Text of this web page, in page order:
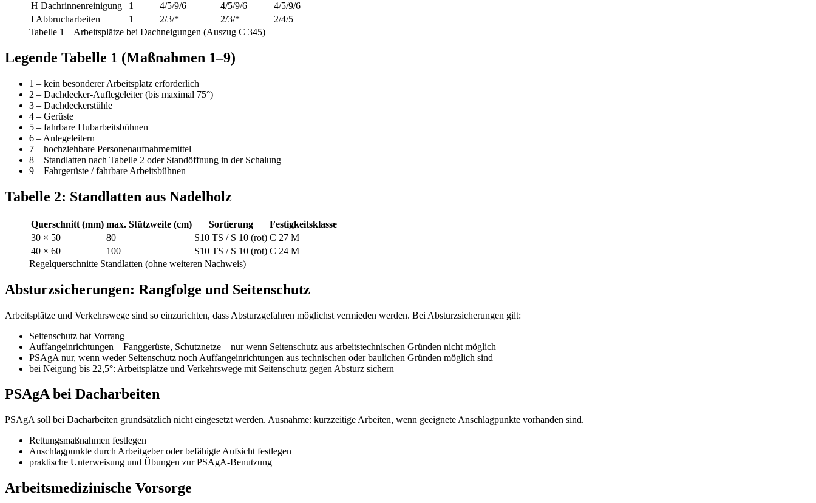
H Dachrinnenreinigung
1 4/5/9/6 4/5/9/6
4/5/9/6
I Abbrucharbeiten
1 2/3/* 2/3/*
2/4/5
Tabelle 1 – Arbeitsplätze bei Dachneigungen (Auszug C 345)
Legende Tabelle 1 (Maßnahmen 1–9)
1 – kein besonderer Arbeitsplatz erforderlich
2 – Dachdecker-Auflegeleiter (bis maximal 75°)
3 – Dachdeckerstühle
4 – Gerüste
5 – fahrbare Hubarbeitsbühnen
6 – Anlegeleitern
7 – hochziehbare Personenaufnahmemittel
8 – Standlatten nach Tabelle 2 oder Standöffnung in der Schalung
9 – Fahrgerüste / fahrbare Arbeitsbühnen
Tabelle 2: Standlatten aus Nadelholz
Querschnitt (mm) max. Stützweite (cm) Sortierung
Festigkeitsklasse
30 × 50
80 S10 TS / S 10 (rot) C 27 M
40 × 60
100 S10 TS / S 10 (rot) C 24 M
Regelquerschnitte Standlatten (ohne weiteren Nachweis)
Absturzsicherungen: Rangfolge und Seitenschutz
Arbeitsplätze und Verkehrswege sind so einzurichten, dass Absturzgefahren möglichst vermieden werden. Bei Absturzsicherungen gilt:
Seitenschutz hat Vorrang
Auffangeinrichtungen – Fanggerüste, Schutznetze – nur wenn Seitenschutz aus arbeitstechnischen Gründen nicht möglich
PSAgA nur, wenn weder Seitenschutz noch Auffangeinrichtungen aus technischen oder baulichen Gründen möglich sind
bei Neigung bis 22,5°: Arbeitsplätze und Verkehrswege mit Seitenschutz gegen Absturz sichern
PSAgA bei Dacharbeiten
PSAgA soll bei Dacharbeiten grundsätzlich nicht eingesetzt werden. Ausnahme: kurzzeitige Arbeiten, wenn geeignete Anschlagpunkte vorhanden sind.
Rettungsmaßnahmen festlegen
Anschlagpunkte durch Arbeitgeber oder befähigte Aufsicht festlegen
praktische Unterweisung und Übungen zur PSAgA-Benutzung
Arbeitsmedizinische Vorsorge